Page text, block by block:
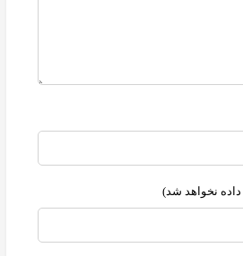
نخواهد شد)